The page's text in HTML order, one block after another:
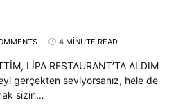
4 MINUTE READ
LİPA RESTAURANT’TA ALDIM
gerçekten seviyorsanız, hele de
sizin…